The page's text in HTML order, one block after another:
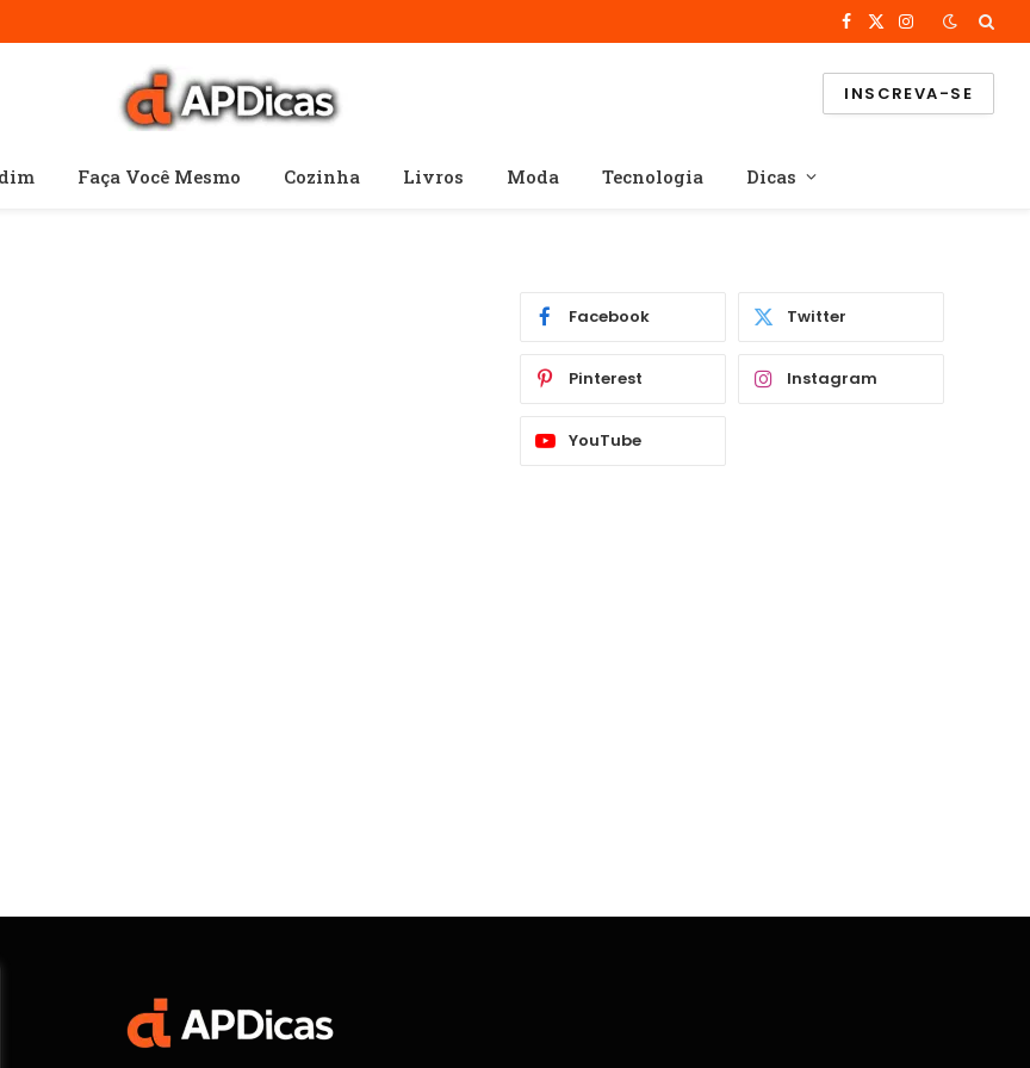
Facebook
X
Instagram
INSCREVA-SE
Faça Você Mesmo Cozinha Livros Moda Tecnologia Dicas
Facebook Twitter
Pinterest Instagram
YouTube